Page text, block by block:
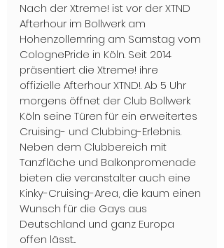
Nach der Xtreme! ist vor der XTND
Afterhour im Bollwerk am
Hohenzollernring am Samstag vom
ColognePride in Köln. Seit 2014
präsentiert die Xtreme! ihre
offizielle Afterhour XTND!. Ab 5 Uhr
morgens öffnet der Club Bollwerk
Köln seine Türen für ein erweitertes
Cruising- und Clubbing-Erlebnis.
Neben dem Clubbereich mit
Tanzfläche und Balkonpromenade
bieten die veranstalter auch eine
Kinky-Cruising-Area, die kaum einen
Wunsch für die Gays aus
Deutschland und ganz Europa
offen lässt...